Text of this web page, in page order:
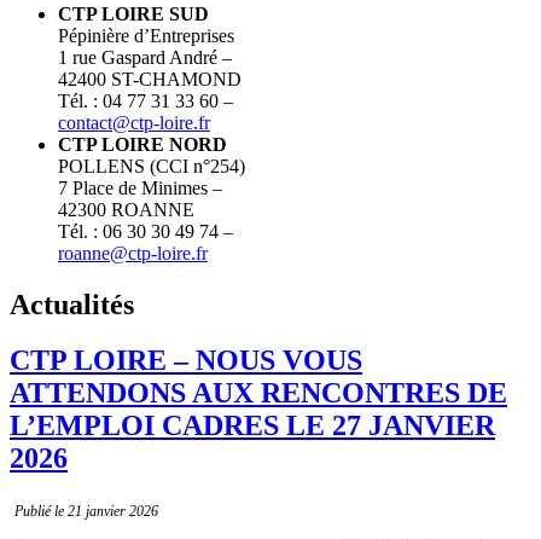
CTP LOIRE SUD
Pépinière d’Entreprises
1 rue Gaspard André –
42400 ST-CHAMOND
Tél. : 04 77 31 33 60 –
contact@ctp-loire.fr
CTP LOIRE NORD
POLLENS (CCI n°254)
7 Place de Minimes –
42300 ROANNE
Tél. : 06 30 30 49 74 –
roanne@ctp-loire.fr
Actualités
CTP LOIRE – NOUS VOUS
ATTENDONS AUX RENCONTRES DE
L’EMPLOI CADRES LE 27 JANVIER
2026
Publié le 21 janvier 2026